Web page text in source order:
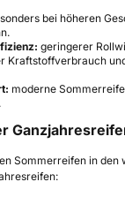
bei höheren
geringerer
Kraftstoffverbrauch
moderne
Sommerreifen in den